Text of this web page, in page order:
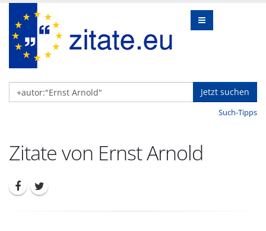
Jetzt suchen
Such-Tipps
Zitate von Ernst Arnold